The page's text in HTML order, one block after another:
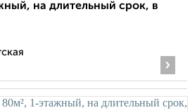
на длительный срок, в
›